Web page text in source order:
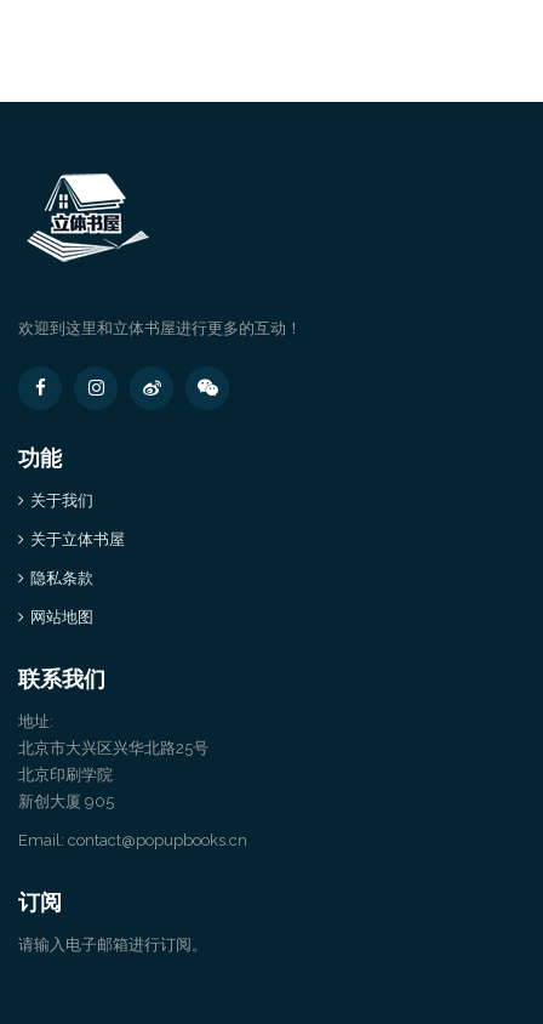
欢迎到这里和立体书屋进行更多的互动！
功能
关于我们
关于立体书屋
隐私条款
网站地图
联系我们
地址:
北京市大兴区兴华北路25号
北京印刷学院
新创大厦 905
Email: contact@popupbooks.cn
订阅
请输入电子邮箱进行订阅。